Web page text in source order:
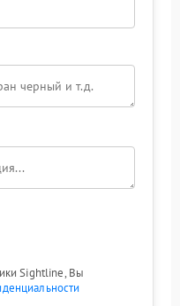
Sightline, Вы